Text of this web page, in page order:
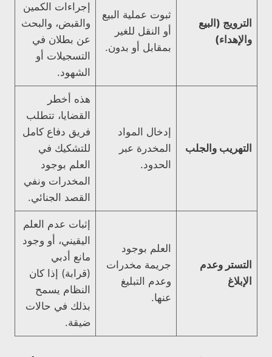
الترويج (البيع
والإهداء)
ثبوت عملية البيع
أو النقل للغير
بمقابل أو بدون.
إجراءات الكمين
والقبض، والبحث
عن بطلان في
التسجيلات أو
الشهود.
التهريب والجلب
إدخال المواد
المخدرة عبر
الحدود.
هذه أخطر
القضايا، تتطلب
فريق دفاع كامل
للتشكيك في
العلم بوجود
المخدرات ونفي
القصد الجنائي.
التستر وعدم
الإبلاغ
العلم بوجود
جريمة مخدرات
وعدم التبليغ
عنها.
إثبات عدم العلم
اليقيني، أو وجود
مانع أدبي
(قرابة) إذا كان
النظام يسمح
بذلك في حالات
ضيقة.